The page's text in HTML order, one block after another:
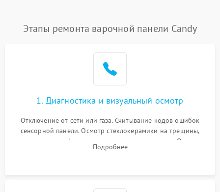
Этапы ремонта варочной панели Candy
1. Диагностика и визуальный осмотр
Отключение от сети или газа. Считывание кодов ошибок
сенсорной панели. Осмотр стеклокерамики на трещины,
проверка конфорок на равномерность нагрева. Опрос
клиента о симптомах (не включается, не видит посуду,
Подробнее